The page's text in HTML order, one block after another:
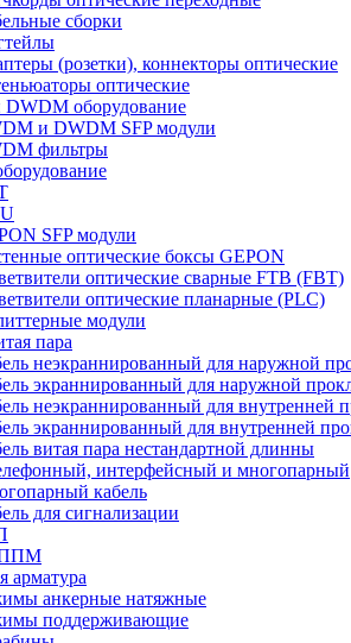
сборки
(розетки), коннекторы оптические
оптические
оборудование
и DWDM SFP модули
фильтры
SFP модули
оптические боксы GEPON
оптические сварные FTB (FBT)
оптические планарные (PLC)
модули
пара
неэкраннированный для наружной
экраннированный для наружной
неэкраннированный для внутренней
экраннированный для внутренней
витая пара нестандартной длинны
интерфейсный и многопарный
кабель
для сигнализации
арматура
анкерные натяжные
поддерживающие